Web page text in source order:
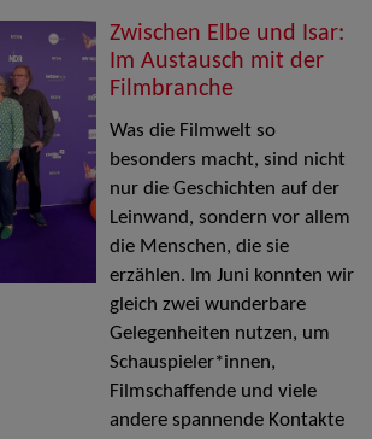
Zwischen Elbe und Isar:
Im Austausch mit der
Filmbranche
Was die Filmwelt so
besonders macht, sind nicht
nur die Geschichten auf der
Leinwand, sondern vor allem
die Menschen, die sie
erzählen. Im Juni konnten wir
gleich zwei wunderbare
Gelegenheiten nutzen, um
Schauspieler*innen,
Filmschaffende und viele
andere spannende Kontakte